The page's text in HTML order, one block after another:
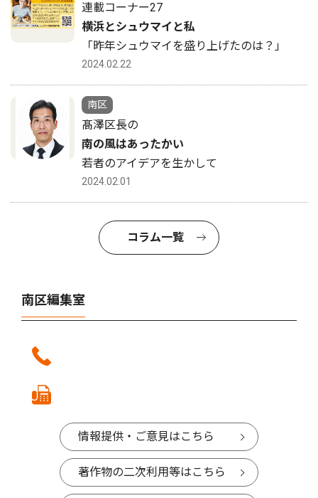
連載コーナー27
横浜とシュウマイと私
「昨年シュウマイを盛り上げたのは？」
2024.02.22
南区
髙澤区長の
南の風はあったかい
若者のアイデアを生かして
2024.02.01
コラム一覧
南区編集室
情報提供・ご意見はこちら
著作物の二次利用等はこちら